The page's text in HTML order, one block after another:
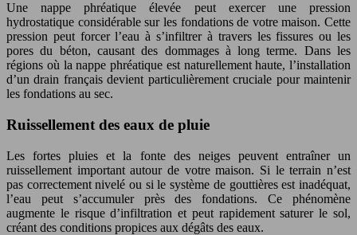
Une nappe phréatique élevée peut exercer une pression
hydrostatique considérable sur les fondations de votre maison. Cette
pression peut forcer l’eau à s’infiltrer à travers les fissures ou les
pores du béton, causant des dommages à long terme. Dans les
régions où la nappe phréatique est naturellement haute, l’installation
d’un drain français devient particulièrement cruciale pour maintenir
les fondations au sec.
Ruissellement des eaux de pluie
Les fortes pluies et la fonte des neiges peuvent entraîner un
ruissellement important autour de votre maison. Si le terrain n’est
pas correctement nivelé ou si le système de gouttières est inadéquat,
l’eau peut s’accumuler près des fondations. Ce phénomène
augmente le risque d’infiltration et peut rapidement saturer le sol,
créant des conditions propices aux dégâts des eaux.